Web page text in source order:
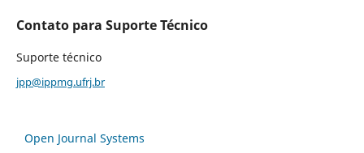
Contato para Suporte Técnico
Suporte técnico
jpp@ippmg.ufrj.br
Open Journal Systems